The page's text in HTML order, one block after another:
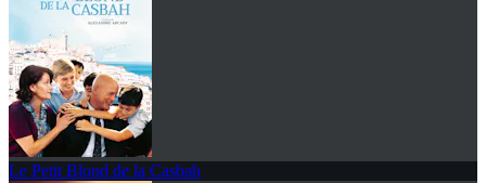
Le Petit Blond de la Casbah